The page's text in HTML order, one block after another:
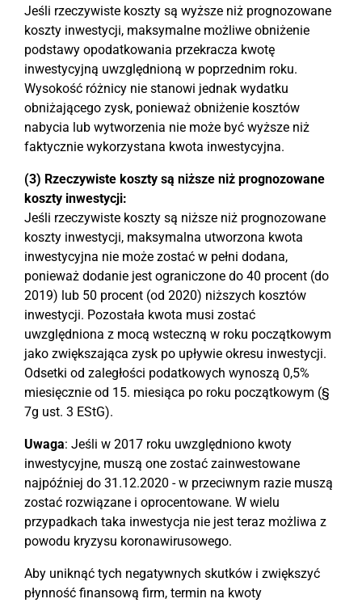
Jeśli rzeczywiste koszty są wyższe niż prognozowane
koszty inwestycji, maksymalne możliwe obniżenie
podstawy opodatkowania przekracza kwotę
inwestycyjną uwzględnioną w poprzednim roku.
Wysokość różnicy nie stanowi jednak wydatku
obniżającego zysk, ponieważ obniżenie kosztów
nabycia lub wytworzenia nie może być wyższe niż
faktycznie wykorzystana kwota inwestycyjna.
(3) Rzeczywiste koszty są niższe niż prognozowane
koszty inwestycji:
Jeśli rzeczywiste koszty są niższe niż prognozowane
koszty inwestycji, maksymalna utworzona kwota
inwestycyjna nie może zostać w pełni dodana,
ponieważ dodanie jest ograniczone do 40 procent (do
2019) lub 50 procent (od 2020) niższych kosztów
inwestycji. Pozostała kwota musi zostać
uwzględniona z mocą wsteczną w roku początkowym
jako zwiększająca zysk po upływie okresu inwestycji.
Odsetki od zaległości podatkowych wynoszą 0,5%
miesięcznie od 15. miesiąca po roku początkowym (§
7g ust. 3 EStG).
Uwaga: Jeśli w 2017 roku uwzględniono kwoty
inwestycyjne, muszą one zostać zainwestowane
najpóźniej do 31.12.2020 - w przeciwnym razie muszą
zostać rozwiązane i oprocentowane. W wielu
przypadkach taka inwestycja nie jest teraz możliwa z
powodu kryzysu koronawirusowego.
Aby uniknąć tych negatywnych skutków i zwiększyć
płynność finansową firm, termin na kwoty